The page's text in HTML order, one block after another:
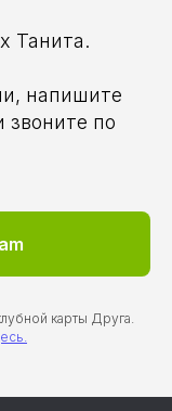
Танита.
напишите
по
карты Друга.